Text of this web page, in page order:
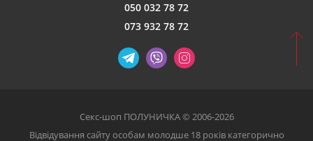
050 032 78 72
073 932 78 72
Секс-шоп ПОЛУНИЧКА © 2006-2026
Відвідування сайту особам молодше 18 років категорично